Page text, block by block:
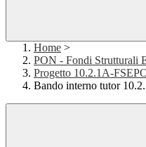
Home >
PON - Fondi Strutturali
Progetto 10.2.1A-
Bando interno tutor